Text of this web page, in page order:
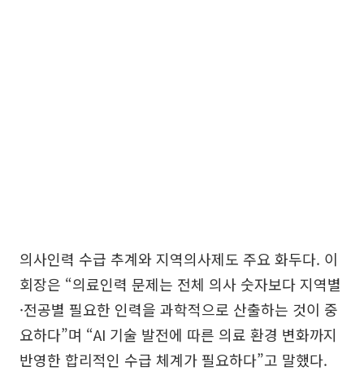
의사인력 수급 추계와 지역의사제도 주요 화두다. 이
회장은 “의료인력 문제는 전체 의사 숫자보다 지역별
·전공별 필요한 인력을 과학적으로 산출하는 것이 중
요하다”며 “AI 기술 발전에 따른 의료 환경 변화까지
반영한 합리적인 수급 체계가 필요하다”고 말했다.